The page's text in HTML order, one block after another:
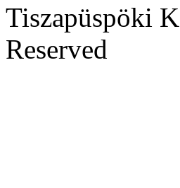
Tiszapüspöki
Reserved